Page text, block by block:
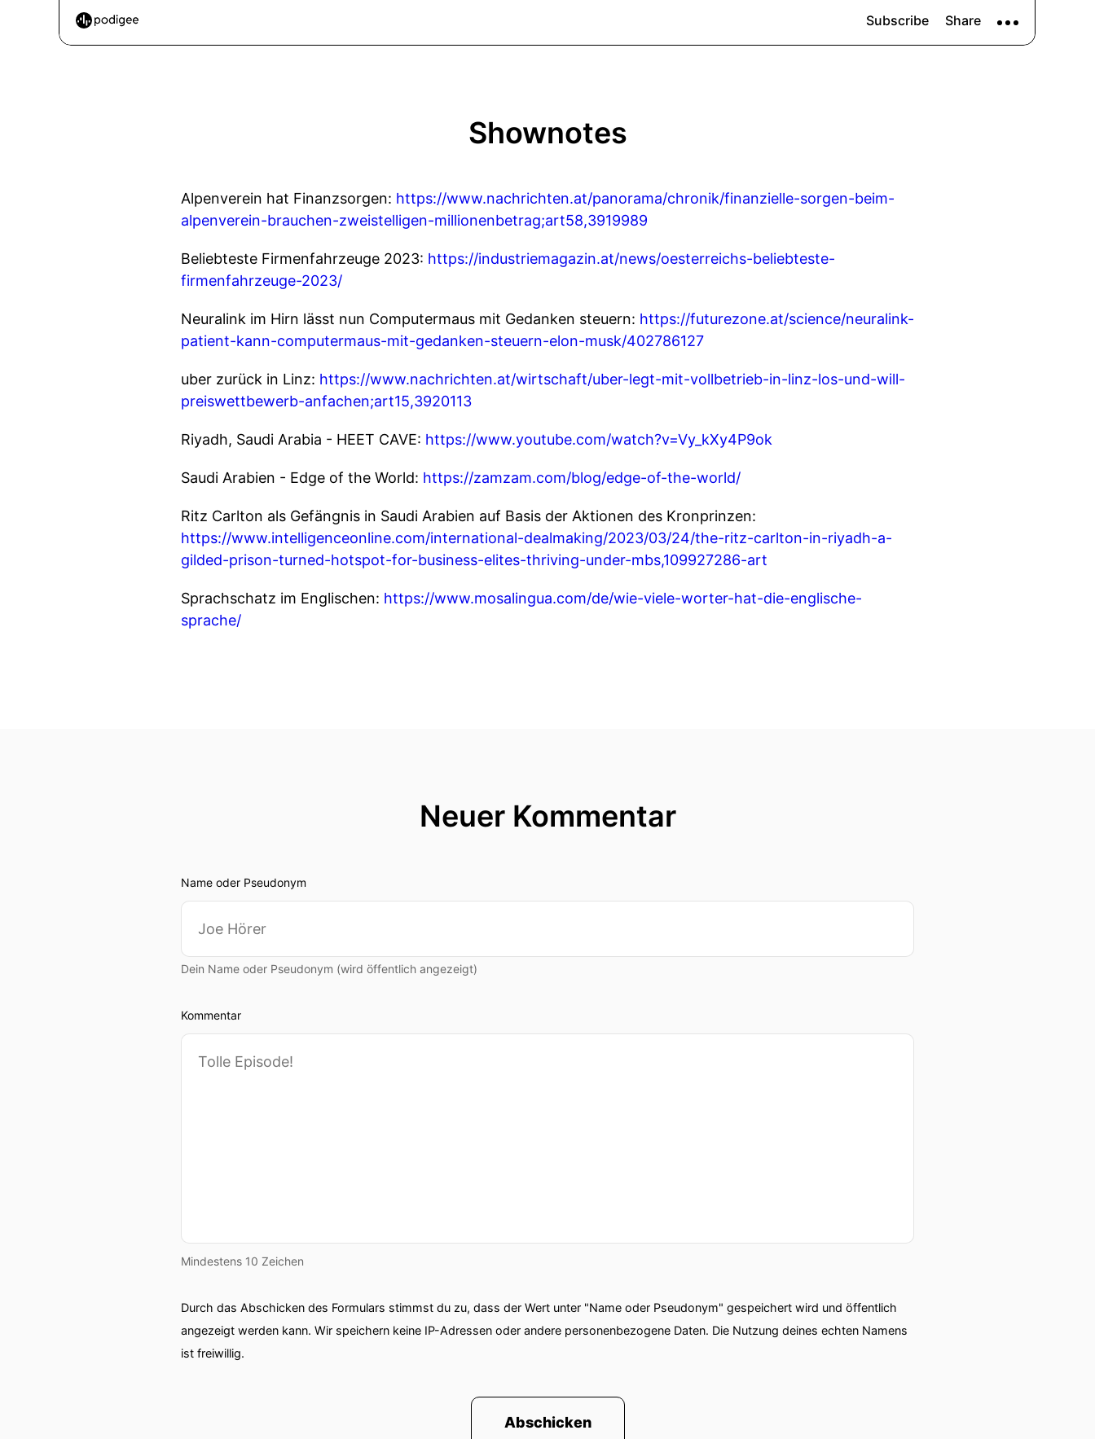
Shownotes
Alpenverein hat Finanzsorgen: https://www.nachrichten.at/panorama/chronik/finanzielle-sorgen-beim-
alpenverein-brauchen-zweistelligen-millionenbetrag;art58,3919989
Beliebteste Firmenfahrzeuge 2023: https://industriemagazin.at/news/oesterreichs-beliebteste-
firmenfahrzeuge-2023/
Neuralink im Hirn lässt nun Computermaus mit Gedanken steuern: https://futurezone.at/science/neuralink-
patient-kann-computermaus-mit-gedanken-steuern-elon-musk/402786127
uber zurück in Linz: https://www.nachrichten.at/wirtschaft/uber-legt-mit-vollbetrieb-in-linz-los-und-will-
preiswettbewerb-anfachen;art15,3920113
Riyadh, Saudi Arabia - HEET CAVE: https://www.youtube.com/watch?v=Vy_kXy4P9ok
Saudi Arabien - Edge of the World: https://zamzam.com/blog/edge-of-the-world/
Ritz Carlton als Gefängnis in Saudi Arabien auf Basis der Aktionen des Kronprinzen:
https://www.intelligenceonline.com/international-dealmaking/2023/03/24/the-ritz-carlton-in-riyadh-a-
gilded-prison-turned-hotspot-for-business-elites-thriving-under-mbs,109927286-art
Sprachschatz im Englischen: https://www.mosalingua.com/de/wie-viele-worter-hat-die-englische-
sprache/
Neuer Kommentar
Name oder Pseudonym
Dein Name oder Pseudonym (wird öffentlich angezeigt)
Kommentar
Mindestens 10 Zeichen
Durch das Abschicken des Formulars stimmst du zu, dass der Wert unter "Name oder Pseudonym" gespeichert wird und öffentlich
angezeigt werden kann. Wir speichern keine IP-Adressen oder andere personenbezogene Daten. Die Nutzung deines echten Namens
ist freiwillig.
Abschicken